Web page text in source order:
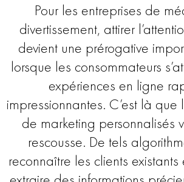
Pour les entreprises de
divertissement, attirer
devient une prérogative
lorsque les consommateurs
expériences en ligne
impressionnantes. C’est là
de marketing personnalisés
rescousse. De tels
reconnaître les clients